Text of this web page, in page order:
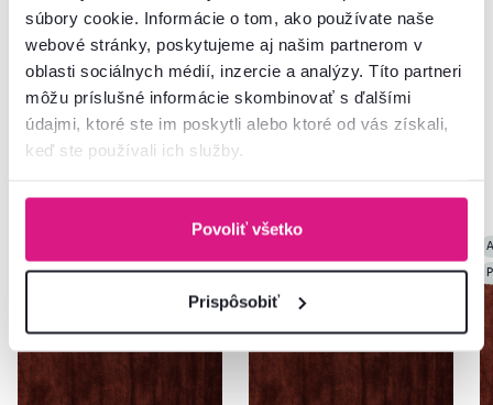
súbory cookie. Informácie o tom, ako používate naše
webové stránky, poskytujeme aj našim partnerom v
oblasti sociálnych médií, inzercie a analýzy. Títo partneri
môžu príslušné informácie skombinovať s ďalšími
údajmi, ktoré ste im poskytli alebo ktoré od vás získali,
keď ste používali ich služby.
Povoliť všetko
Prispôsobiť
02/ 40 100 100 Spustiť chat
Podobné produkty